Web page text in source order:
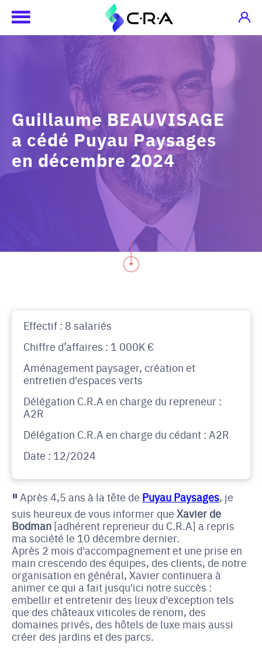
Guillaume BEAUVISAGE
a cédé Puyau Paysages
en décembre 2024
Effectif : 8 salariés
Chiffre d’affaires : 1 000K €
Aménagement paysager, création et
entretien d'espaces verts
Délégation C.R.A en charge du repreneur :
A2R
Délégation C.R.A en charge du cédant : A2R
Date : 12/2024
" Après 4,5 ans à la tête de Puyau Paysages, je
suis heureux de vous informer que Xavier de
Bodman [adhérent repreneur du C.R.A] a repris
ma société le 10 décembre dernier.
Après 2 mois d'accompagnement et une prise en
main crescendo des équipes, des clients, de notre
organisation en général, Xavier continuera à
animer ce qui a fait jusqu'ici notre succès :
embellir et entretenir des lieux d'exception tels
que des châteaux viticoles de renom, des
domaines privés, des hôtels de luxe mais aussi
créer des jardins et des parcs.